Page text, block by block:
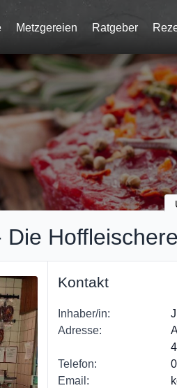
Metzgereien Ratgeber
Kontakt
Inhaber/in:
Adresse:
Telefon:
Email: